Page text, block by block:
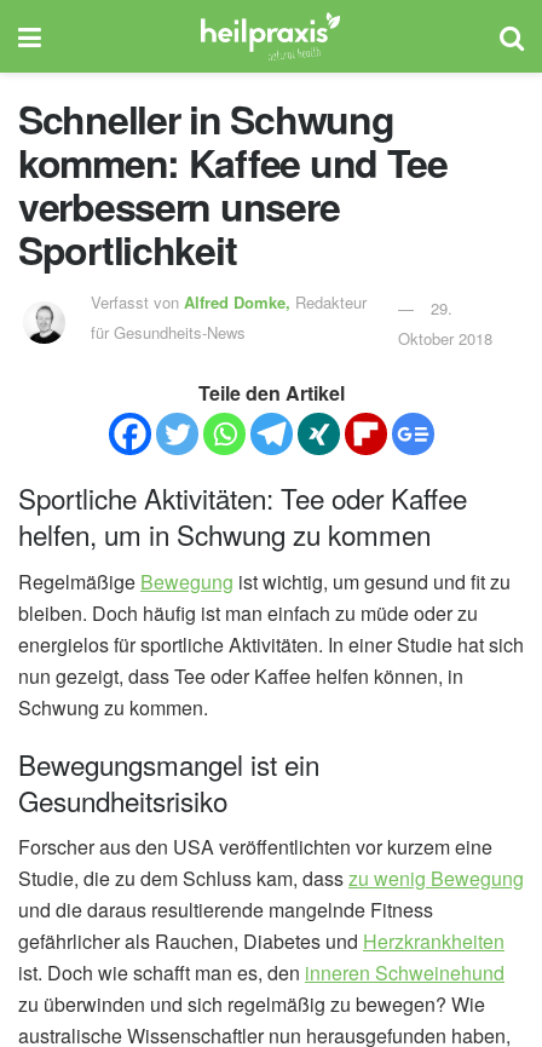
Schneller in Schwung
kommen: Kaffee und Tee
verbessern unsere
Sportlichkeit
Verfasst vonAlfred Domke, Redakteur
für Gesundheits-News
29.
Oktober 2018
Teile den Artikel
Sportliche Aktivitäten: Tee oder Kaffee
helfen, um in Schwung zu kommen
Regelmäßige Bewegung ist wichtig, um gesund und fit zu
bleiben. Doch häufig ist man einfach zu müde oder zu
energielos für sportliche Aktivitäten. In einer Studie hat sich
nun gezeigt, dass Tee oder Kaffee helfen können, in
Schwung zu kommen.
Bewegungsmangel ist ein
Gesundheitsrisiko
Forscher aus den USA veröffentlichten vor kurzem eine
Studie, die zu dem Schluss kam, dasszu wenig Bewegung
und die daraus resultierende mangelnde Fitness
gefährlicher als Rauchen, Diabetes und Herzkrankheiten
ist. Doch wie schafft man es, den inneren Schweinehund
zu überwinden und sich regelmäßig zu bewegen? Wie
australische Wissenschaftler nun herausgefunden haben,